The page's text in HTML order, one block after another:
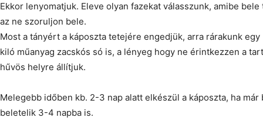
Ekkor lenyomatjuk. Eleve olyan fazekat válasszunk, amibe
az ne szoruljon bele.
Most a tányért a káposzta tetejére engedjük, arra rárakunk
kiló műanyag zacskós só is, a lényeg hogy ne érintkezzen a
hűvös helyre állítjuk.
Melegebb időben kb. 2-3 nap alatt elkészül a káposzta, ha
beletelik 3-4 napba is.